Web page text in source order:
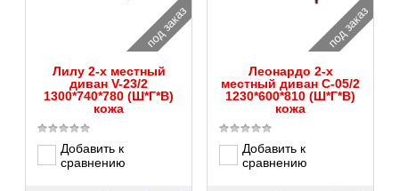
под заказ
Лилу 2-х местный
диван V-23/2
1300*740*780 (Ш*Г*В)
кожа
Добавить к
сравнению
под заказ
Леонардо 2-х
местный диван C-05/2
1230*600*810 (Ш*Г*В)
кожа
Добавить к
сравнению